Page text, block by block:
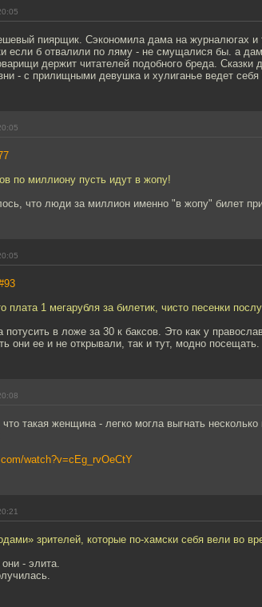
пиярщик. Сэкономила дама на журналюгах и
если б отвалили по ляму - не смущалися бы. а
держит читателей подобного бреда. Сказки
- с прилищными девушка и хулиганье ведет
по миллиону пусть идут в жопу!
что люди за миллион именно "в жопу" билет
плата 1 мегарубля за билетик, чисто песенки
потусить в ложе за 30 к баксов. Это как у
они ее и не открывали, так и тут, модно посещать.
такая женщина - легко могла выгнать
watch?v=cEg_rvOeCtY
зрителей, которые по-хамски себя вели во
- элита.